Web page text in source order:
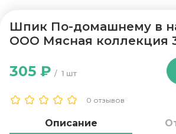
Шпик По-домашнему в
ООО Мясная коллекция
0 отзывов
1 шт
305 ₽
Описание